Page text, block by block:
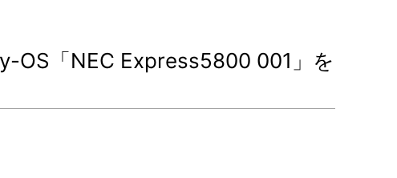
OS「NEC Express5800 001」を